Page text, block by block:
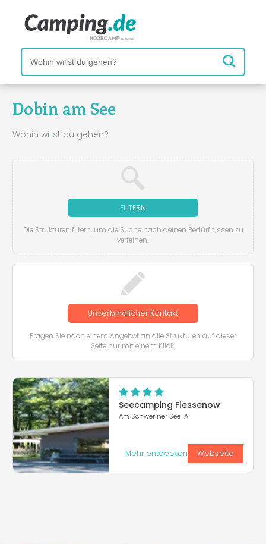
Dobin am See
Wohin willst du gehen?
FILTERN
Die Strukturen filtern, um die Suche nach deinen Bedürfnissen zu
verfeinen!
Unverbindlicher Kontakt
Fragen Sie nach einem Angebot an alle Strukturen auf dieser
Seite nur mit einem Klick!
Seecamping Flessenow
Am Schweriner See 1A
Mehr entdecken Webseite